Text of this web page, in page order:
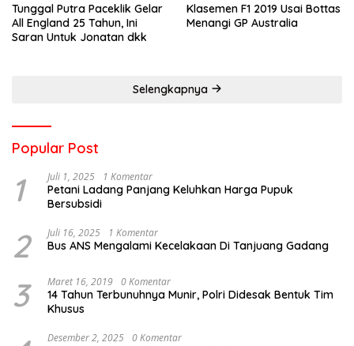
Tunggal Putra Paceklik Gelar
All England 25 Tahun, Ini
Saran Untuk Jonatan dkk
Klasemen F1 2019 Usai Bottas
Menangi GP Australia
Selengkapnya
Popular Post
1 Juli 1, 2025 1 Komentar
Petani Ladang Panjang Keluhkan Harga Pupuk
Bersubsidi
2 Juli 16, 2025 1 Komentar
Bus ANS Mengalami Kecelakaan Di Tanjuang Gadang
3 Maret 16, 2019 0 Komentar
14 Tahun Terbunuhnya Munir, Polri Didesak Bentuk Tim
Khusus
Desember 2, 2025 0 Komentar